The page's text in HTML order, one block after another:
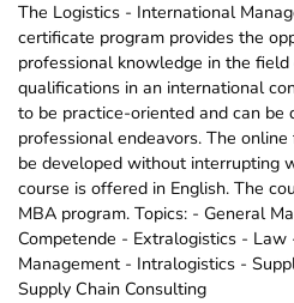
The Logistics - International
certificate program provides the
professional knowledge in the
qualifications in an international
to be practice-oriented and can be
professional endeavors. The
be developed without interrupting
course is offered in English. The
MBA program. Topics: - General
Competende - Extralogistics - Law
Management - Intralogistics -
Supply Chain Consulting